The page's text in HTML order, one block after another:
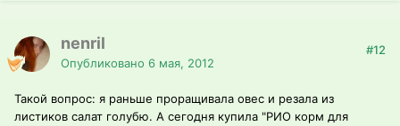
nenril
Опубликовано 6 мая, 2012
#12
Такой вопрос: я раньше проращивала овес и резала из
листиков салат голубю. А сегодня купила "РИО корм для